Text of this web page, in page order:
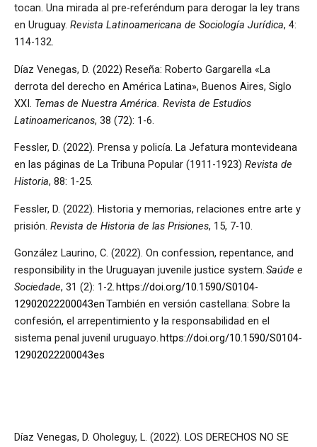
tocan. Una mirada al pre-referéndum para derogar la ley trans
en Uruguay. Revista Latinoamericana de Sociología Jurídica, 4:
114-132.
Díaz Venegas, D. (2022) Reseña: Roberto Gargarella «La
derrota del derecho en América Latina», Buenos Aires, Siglo
XXI. Temas de Nuestra América. Revista de Estudios
Latinoamericanos, 38 (72): 1-6.
Fessler, D. (2022). Prensa y policía. La Jefatura montevideana
en las páginas de La Tribuna Popular (1911-1923) Revista de
Historia, 88: 1-25.
Fessler, D. (2022). Historia y memorias, relaciones entre arte y
prisión. Revista de Historia de las Prisiones, 15, 7-10.
González Laurino, C. (2022). On confession, repentance, and
responsibility in the Uruguayan juvenile justice system.Saúde e
Sociedade, 31 (2): 1-2.https://doi.org/10.1590/S0104-
12902022200043enTambién en versión castellana: Sobre la
confesión, el arrepentimiento y la responsabilidad en el
sistema penal juvenil uruguayo.https://doi.org/10.1590/S0104-
12902022200043es
Díaz Venegas, D. Oholeguy, L. (2022). LOS DERECHOS NO SE